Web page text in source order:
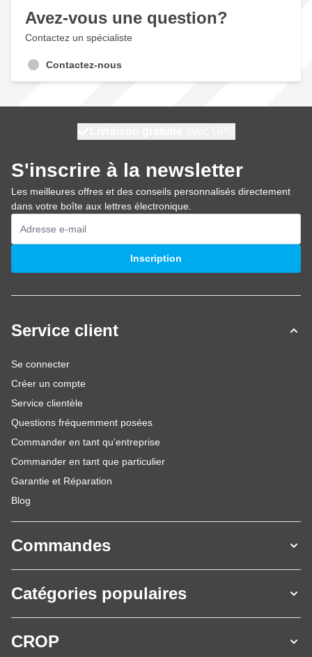
Avez-vous une question?
Contactez un spécialiste
Contactez-nous
S'inscrire à la newsletter
Les meilleures offres et des conseils personnalisés directement
dans votre boîte aux lettres électronique.
Adresse mail
Inscription
Service client
Se connecter
Créer un compte
Service clientèle
Questions fréquemment posées
Commander en tant qu’entreprise
Commander en tant que particulier
Garantie et Réparation
Blog
Commandes
Catégories populaires
CROP